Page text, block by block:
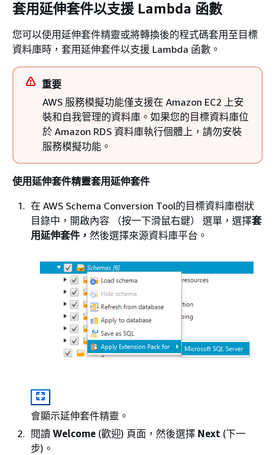
套用延伸套件以支援 Lambda 函數
您可以使用延伸套件精靈或將轉換後的程式碼套用至目標
資料庫時，套用延伸套件以支援 Lambda 函數。
重要
AWS 服務模擬功能僅支援在 Amazon EC2 上安
裝和自我管理的資料庫。如果您的目標資料庫位
於 Amazon RDS 資料庫執行個體上，請勿安裝
服務模擬功能。
使用延伸套件精靈套用延伸套件
在 AWS Schema Conversion Tool的目標資料庫樹狀
目錄中，開啟內容 （按一下滑鼠右鍵） 選單，選擇套
用延伸套件， 然後選擇來源資料庫平台。
會顯示延伸套件精靈。
閱讀 Welcome (歡迎) 頁面，然後選擇 Next (下一
步)。